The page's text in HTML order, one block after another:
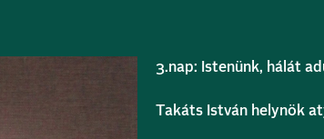
3.nap: Istenünk, hálát
Takáts István helynök